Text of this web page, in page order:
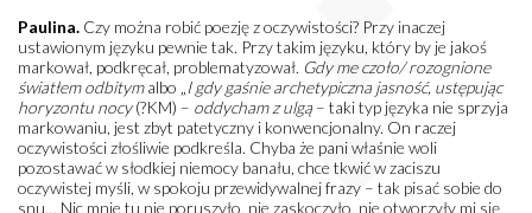
Paulina. Czy można robić poezję z oczywistości? Przy inaczej
ustawionym języku pewnie tak. Przy takim języku, który by je jakoś
markował, podkręcał, problematyzował. Gdy me czoło/ rozognione
światłem odbitymalbo „
I gdy gaśnie archetypiczna jasność, ustępując
horyzontu nocy(?KM) – oddycham z ulgą – taki typ języka nie sprzyja
markowaniu, jest zbyt patetyczny i konwencjonalny. On raczej
oczywistości złośliwie podkreśla. Chyba że pani właśnie woli
pozostawać w słodkiej niemocy banału, chce tkwić w zaciszu
oczywistej myśli, w spokoju przewidywalnej frazy – tak pisać sobie do
snu… Nic mnie tu nie poruszyło, nie zaskoczyło, nie otworzyły mi się